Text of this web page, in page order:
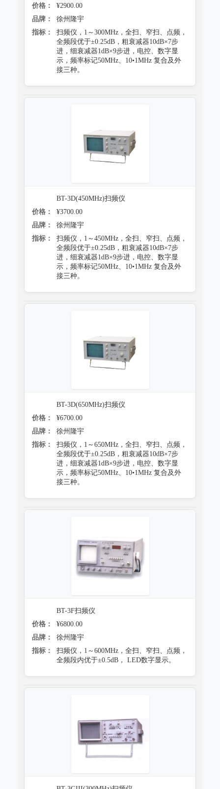
价格：
¥2900.00
品牌：
徐州隆宇
指标：
扫频仪，1～300MHz，全扫、窄扫、点频，
全频段优于±0.25dB，粗衰减器10dB×7步
进，细衰减器1dB×9步进，电控、数字显
示，频率标记50MHz、10•1MHz 复合及外
接三种。
BT-3D(450MHz)扫频仪
价格：
¥3700.00
品牌：
徐州隆宇
指标：
扫频仪，1～450MHz，全扫、窄扫、点频，
全频段优于±0.25dB，粗衰减器10dB×7步
进，细衰减器1dB×9步进，电控、数字显
示，频率标记50MHz、10•1MHz 复合及外
接三种。
BT-3D(650MHz)扫频仪
价格：
¥6700.00
品牌：
徐州隆宇
指标：
扫频仪，1～650MHz，全扫、窄扫、点频，
全频段优于±0.25dB，粗衰减器10dB×7步
进，细衰减器1dB×9步进，电控、数字显
示，频率标记50MHz、10•1MHz 复合及外
接三种。
BT-3F扫频仪
价格：
¥6800.00
品牌：
徐州隆宇
指标：
扫频仪，1～600MHz，全扫、窄扫、点频，
全频段内优于±0.5dB， LED数字显示。